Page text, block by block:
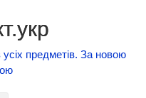
усіх предметів. За новою